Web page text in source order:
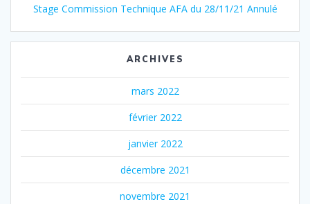
Stage Commission Technique AFA du 28/11/21 Annulé
ARCHIVES
mars 2022
février 2022
janvier 2022
décembre 2021
novembre 2021